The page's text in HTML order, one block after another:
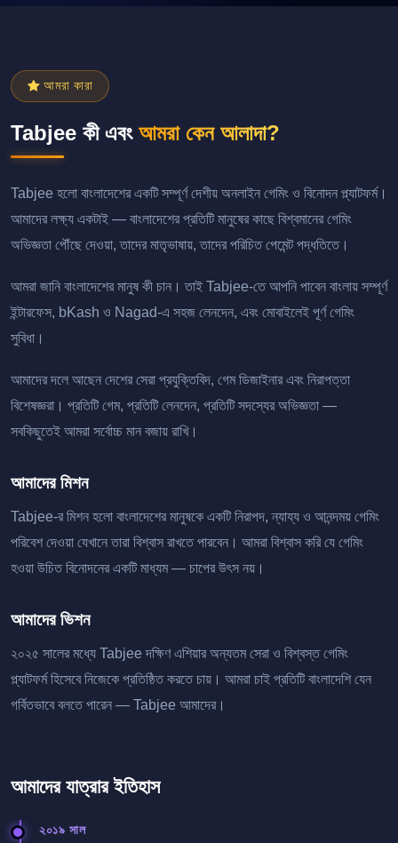
আমরা কারা
Tabjee কী এবং আমরা কেন আলাদা?
Tabjee হলো বাংলাদেশের একটি সম্পূর্ণ দেশীয় অনলাইন গেমিং ও বিনোদন প্ল্যাটফর্ম।
আমাদের লক্ষ্য একটাই — বাংলাদেশের প্রতিটি মানুষের কাছে বিশ্বমানের গেমিং
অভিজ্ঞতা পৌঁছে দেওয়া, তাদের মাতৃভাষায়, তাদের পরিচিত পেমেন্ট পদ্ধতিতে।
আমরা জানি বাংলাদেশের মানুষ কী চান। তাই Tabjee-তে আপনি পাবেন বাংলায় সম্পূর্ণ
ইন্টারফেস, bKash ও Nagad-এ সহজ লেনদেন, এবং মোবাইলেই পূর্ণ গেমিং
সুবিধা।
আমাদের দলে আছেন দেশের সেরা প্রযুক্তিবিদ, গেম ডিজাইনার এবং নিরাপত্তা
বিশেষজ্ঞরা। প্রতিটি গেম, প্রতিটি লেনদেন, প্রতিটি সদস্যের অভিজ্ঞতা —
সবকিছুতেই আমরা সর্বোচ্চ মান বজায় রাখি।
আমাদের মিশন
Tabjee-র মিশন হলো বাংলাদেশের মানুষকে একটি নিরাপদ, ন্যায্য ও আনন্দময় গেমিং
পরিবেশ দেওয়া যেখানে তারা বিশ্বাস রাখতে পারবেন। আমরা বিশ্বাস করি যে গেমিং
হওয়া উচিত বিনোদনের একটি মাধ্যম — চাপের উৎস নয়।
আমাদের ভিশন
২০২৫ সালের মধ্যে Tabjee দক্ষিণ এশিয়ার অন্যতম সেরা ও বিশ্বস্ত গেমিং
প্ল্যাটফর্ম হিসেবে নিজেকে প্রতিষ্ঠিত করতে চায়। আমরা চাই প্রতিটি বাংলাদেশি যেন
গর্বিতভাবে বলতে পারেন — Tabjee আমাদের।
আমাদের যাত্রার ইতিহাস
২০১৯ সাল